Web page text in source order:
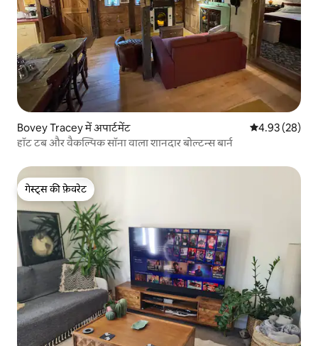
Bovey Tracey में अपार्टमेंट औसत रेटिंग 5 में
4.93 (28)
हॉट टब और वैकल्पिक सॉना वाला शानदार बोल्टन्स बार्न
गेस्ट्स की फ़ेवरेट
गेस्ट्स की फ़ेवरेट